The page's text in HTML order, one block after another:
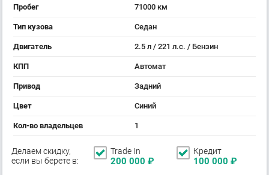
Пробег 71000 км
Тип кузова Седан
Двигатель 2.5 л / 221 л.с. / Бензин
КПП Автомат
Привод Задний
Цвет Синий
Кол-во владельцев 1
Делаем скидку,
если вы берете в:
Trade In
200 000 ₽
Кредит
100 000 ₽